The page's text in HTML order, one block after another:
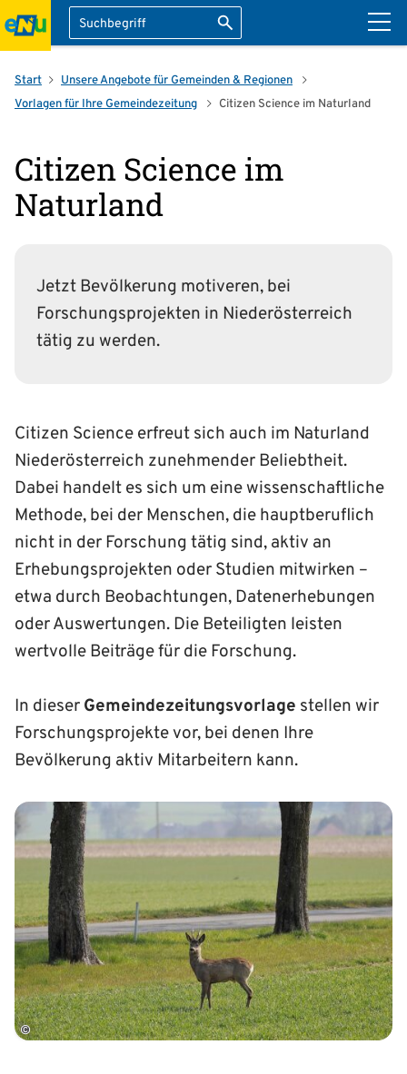
Suche Suche starten
überspringen
Start
Unsere Angebote für Gemeinden & Regionen
Vorlagen für Ihre Gemeindezeitung
Citizen Science im Naturland
Citizen Science im
Naturland
Jetzt Bevölkerung motiveren, bei
Forschungsprojekten in Niederösterreich
tätig zu werden.
Citizen Science erfreut sich auch im Naturland
Niederösterreich zunehmender Beliebtheit.
Dabei handelt es sich um eine wissenschaftliche
Methode, bei der Menschen, die hauptberuflich
nicht in der Forschung tätig sind, aktiv an
Erhebungsprojekten oder Studien mitwirken –
etwa durch Beobachtungen, Datenerhebungen
oder Auswertungen. Die Beteiligten leisten
wertvolle Beiträge für die Forschung.
In dieser Gemeindezeitungsvorlage stellen wir
Forschungsprojekte vor, bei denen Ihre
Bevölkerung aktiv Mitarbeitern kann.
©